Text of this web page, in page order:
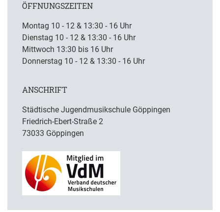
ÖFFNUNGSZEITEN
Montag 10 - 12 & 13:30 - 16 Uhr
Dienstag 10 - 12 & 13:30 - 16 Uhr
Mittwoch 13:30 bis 16 Uhr
Donnerstag 10 - 12 & 13:30 - 16 Uhr
ANSCHRIFT
Städtische Jugendmusikschule Göppingen
Friedrich-Ebert-Straße 2
73033 Göppingen